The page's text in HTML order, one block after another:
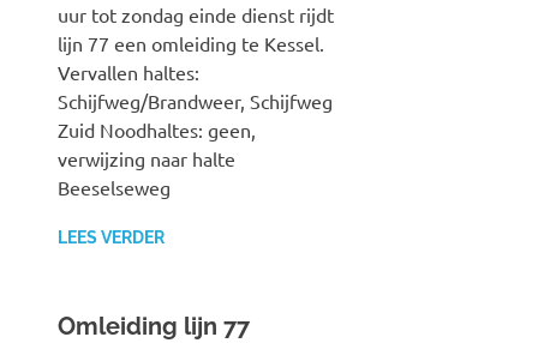
uur tot zondag einde dienst rijdt
lijn 77 een omleiding te Kessel.
Vervallen haltes:
Schijfweg/Brandweer, Schijfweg
Zuid Noodhaltes: geen,
verwijzing naar halte
Beeselseweg
LEES VERDER
Omleiding lijn 77